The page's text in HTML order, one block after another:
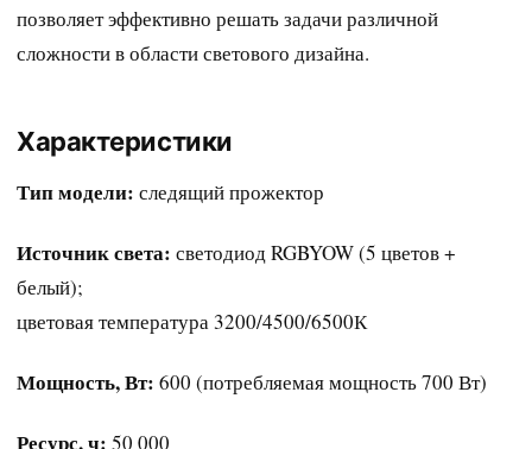
позволяет эффективно решать задачи различной
сложности в области светового дизайна.
Характеристики
Тип модели: следящий прожектор
Источник света: светодиод RGBYOW (5 цветов +
белый);
цветовая температура 3200/4500/6500К
Мощность, Вт: 600 (потребляемая мощность 700 Вт)
Ресурс, ч: 50 000